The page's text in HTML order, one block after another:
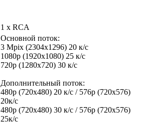
1 х RCA
Основной поток:
3 Mpix (2304x1296) 20 к/с
1080p (1920x1080) 25 к/с
720p (1280x720) 30 к/с
Дополнительный поток:
480p (720x480) 20 к/с / 576p (720x576)
20к/с
480p (720x480) 30 к/с / 576p (720x576)
25к/с